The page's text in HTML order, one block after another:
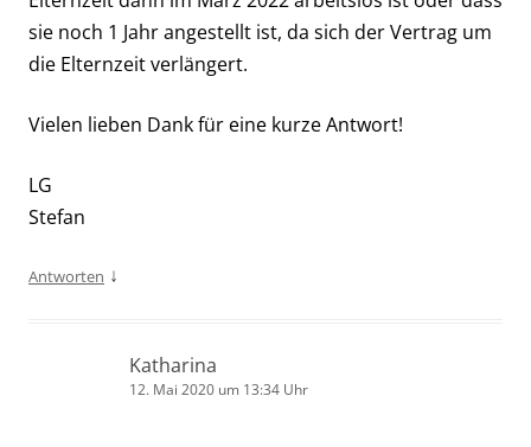
sie noch 1 Jahr angestellt ist, da sich der Vertrag um
die Elternzeit verlängert.
Vielen lieben Dank für eine kurze Antwort!
LG
Stefan
Antworten ↓
Katharina
12. Mai 2020 um 13:34 Uhr